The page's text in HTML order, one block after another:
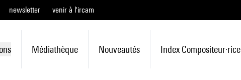
newsletter venir à l'ircam
Médiathèque Nouveautés Index Compositeur·rice